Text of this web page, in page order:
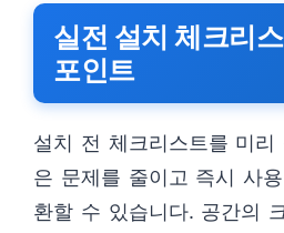
실전 설치 체크리
포인트
설치 전 체크리스트를 미
은 문제를 줄이고 즉시 사
환할 수 있습니다. 공간의